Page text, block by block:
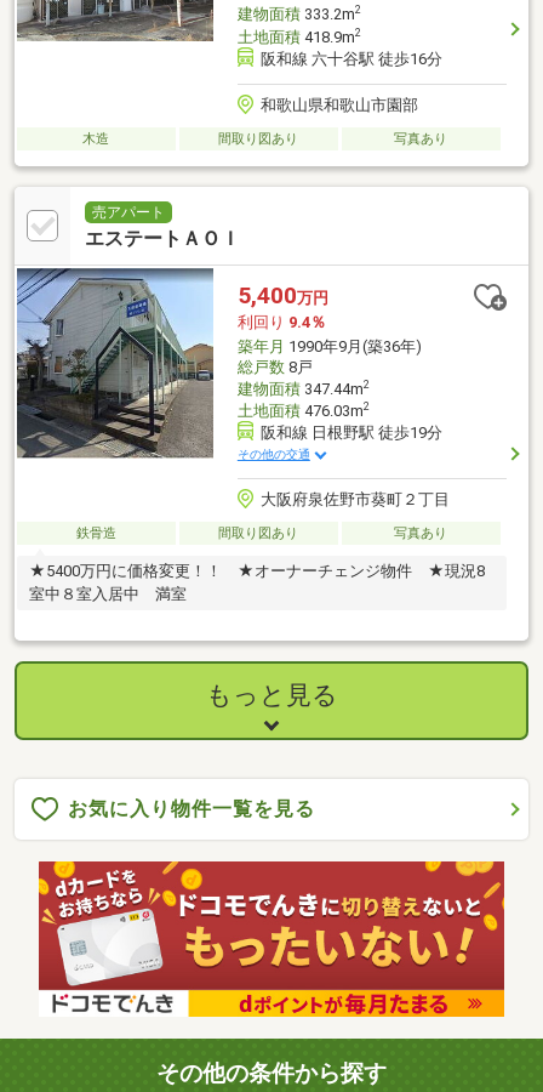
建物面積333.2m2
土地面積418.9m2
阪和線 六十谷駅 徒歩16分
和歌山県和歌山市園部
木造 間取り図あり 写真あり
売アパート
エステートＡＯＩ
5,400万円
利回り 9.4％
築年月 1990年9月(築36年)
総戸数8戸
建物面積347.44m2
土地面積476.03m2
阪和線 日根野駅 徒歩19分
その他の交通
大阪府泉佐野市葵町２丁目
鉄骨造 間取り図あり 写真あり
★5400万円に価格変更！！ ★オーナーチェンジ物件 ★現況8
室中８室入居中 満室
もっと見る
お気に入り物件一覧を見る
その他の条件から探す